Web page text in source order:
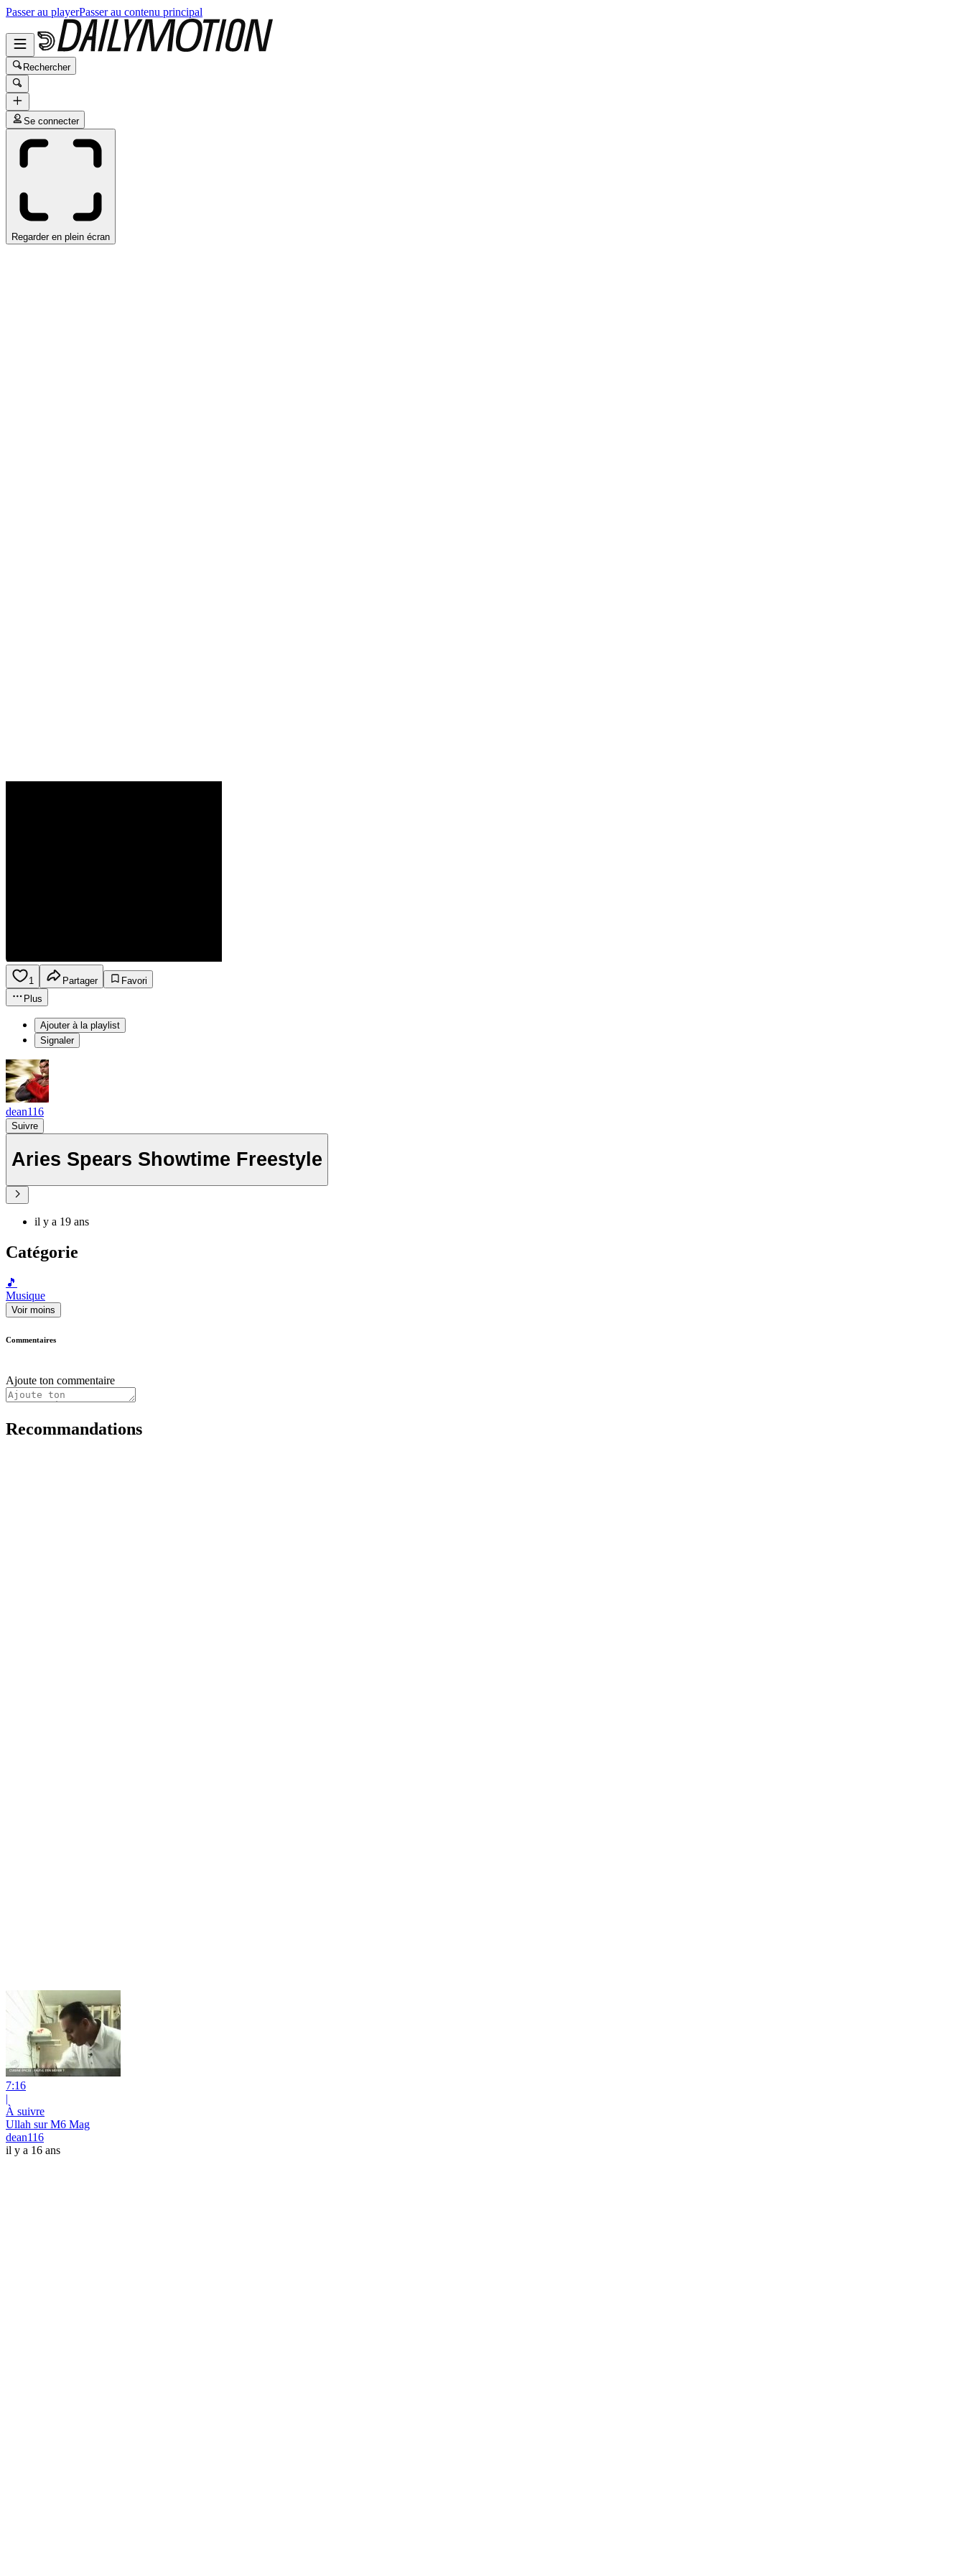
Passer au playerPasser au contenu principal
Rechercher
Se connecter
Regarder en plein écran
1 Partager
Favori
Plus
Ajouter à la playlist
Signaler
dean116
Suivre
Aries Spears Showtime Freestyle
il y a 19 ans
Catégorie
🎵
Musique
Voir moins
Commentaires
Ajoute ton commentaire
Recommandations
7:16
|
À suivre
Ullah sur M6 Mag
dean116
il y a 16 ans